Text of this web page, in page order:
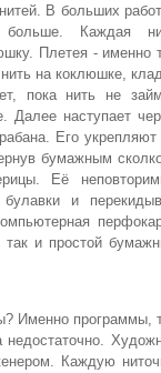
В больших
Каждая
Плетея - именно
на коклюшке,
пока нить не
Далее наступает
Его укрепляют
бумажным
Её
и
так и простой
Именно программы,
недостаточно.
Каждую